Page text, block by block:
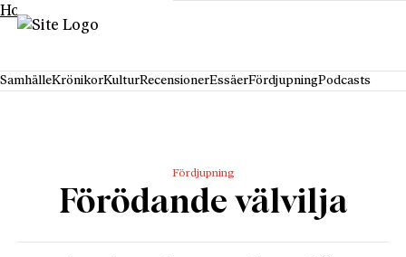
Hoppa till innehåll
SamhälleKrönikorKulturRecensionerEssäerFördjupningPodcasts
Fördjupning
Förödande välvilja